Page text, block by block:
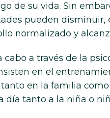
de su vida. Sin
pueden
normalizado y
cabo a través de la
en el
en la familia
día tanto a la niña o